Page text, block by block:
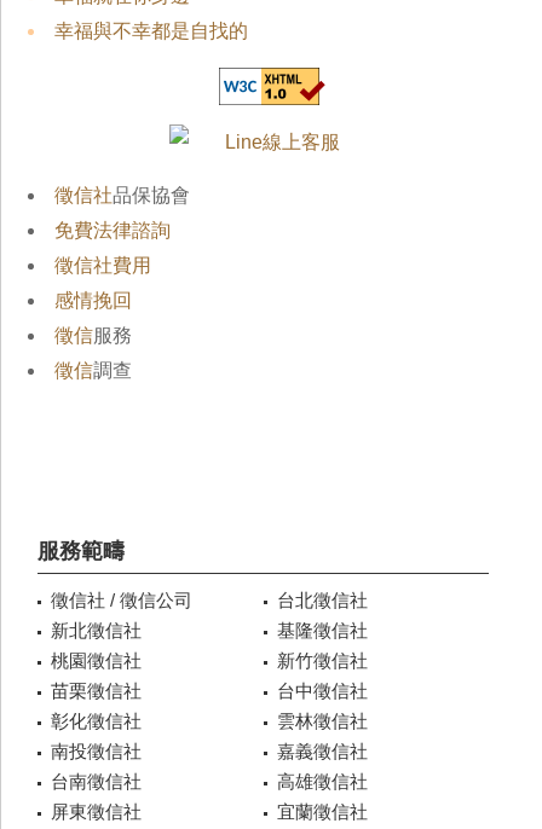
幸福與不幸都是自找的
徵信社品保協會
免費法律諮詢
徵信社費用
感情挽回
徵信服務
徵信調查
服務範疇
徵信社 / 徵信公司
台北徵信社
新北徵信社
基隆徵信社
桃園徵信社
新竹徵信社
苗栗徵信社
台中徵信社
彰化徵信社
雲林徵信社
南投徵信社
嘉義徵信社
台南徵信社
高雄徵信社
屏東徵信社
宜蘭徵信社